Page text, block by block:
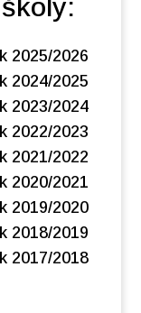
2025/2026
2024/2025
2023/2024
2022/2023
2021/2022
2020/2021
2019/2020
2018/2019
2017/2018